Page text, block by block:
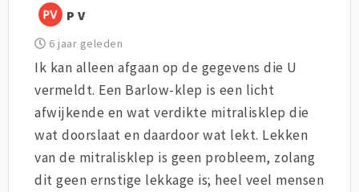
P V
6 jaar geleden
Ik kan alleen afgaan op de gegevens die U
vermeldt. Een Barlow-klep is een licht
afwijkende en wat verdikte mitralisklep die
wat doorslaat en daardoor wat lekt. Lekken
van de mitralisklep is geen probleem, zolang
dit geen ernstige lekkage is; heel veel mensen